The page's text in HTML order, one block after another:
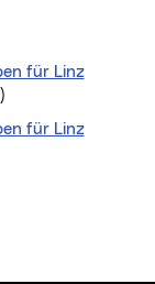
für Linz
für Linz